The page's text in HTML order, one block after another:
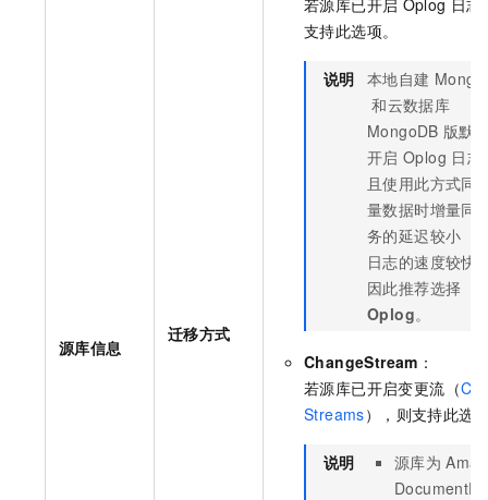
源库信息
迁移方式
支持此选项。
说明 本地自建
和云数据库
MongoDB 版默
开启 Oplog 日志
且使用此方式同
量数据时增量同
务的延迟较小（
日志的速度较快
因此推荐选择
Oplog。
ChangeStream ：
若源库已开启变更流（
Streams），则支持此选
说明 源库为